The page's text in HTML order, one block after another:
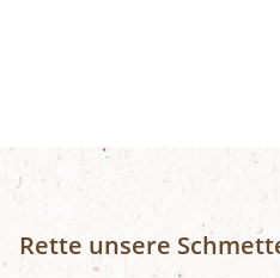
Rette unsere